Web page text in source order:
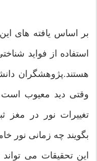
بر اساس یافته های
استفاده از فواید
هستند.پژوهشگران
وقتی دید معیوب است
تغییرات نور در مغز
بگویند چه زمانی
این تحقیقات می